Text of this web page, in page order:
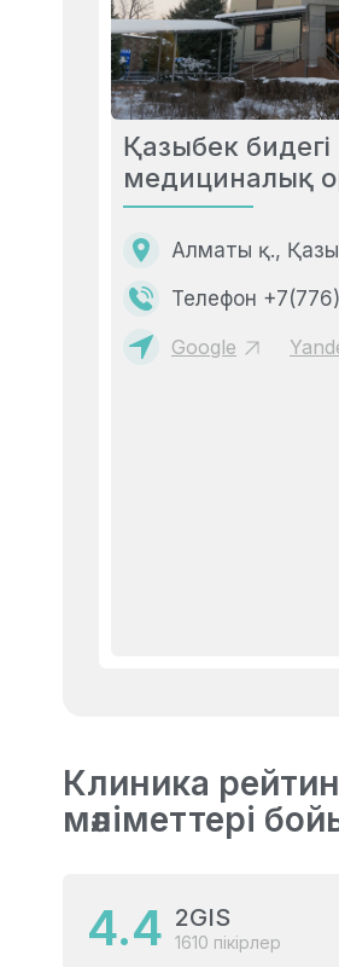
Қазыбек бидегі
медициналық
Алматы қ.,
Телефон
Google
Клиника
мәліметтері
4.4 2GIS
1610 пікірлер